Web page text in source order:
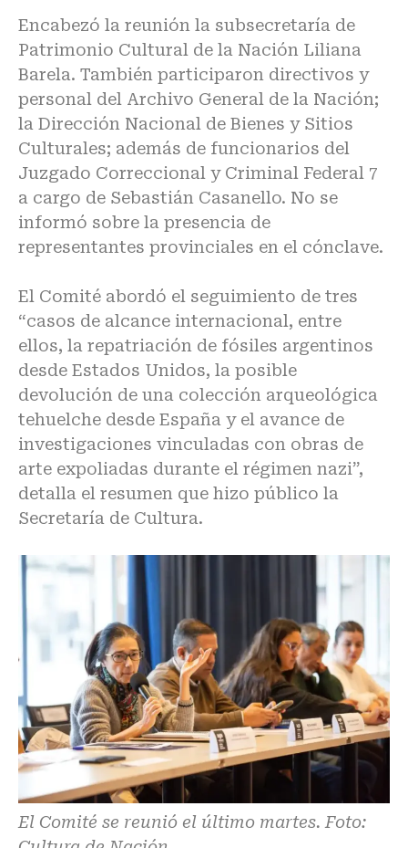
Encabezó la reunión la subsecretaría de
Patrimonio Cultural de la Nación Liliana
Barela. También participaron directivos y
personal del Archivo General de la Nación;
la Dirección Nacional de Bienes y Sitios
Culturales; además de funcionarios del
Juzgado Correccional y Criminal Federal 7
a cargo de Sebastián Casanello. No se
informó sobre la presencia de
representantes provinciales en el cónclave.
El Comité abordó el seguimiento de tres
“casos de alcance internacional, entre
ellos, la repatriación de fósiles argentinos
desde Estados Unidos, la posible
devolución de una colección arqueológica
tehuelche desde España y el avance de
investigaciones vinculadas con obras de
arte expoliadas durante el régimen nazi”,
detalla el resumen que hizo público la
Secretaría de Cultura.
El Comité se reunió el último martes. Foto: